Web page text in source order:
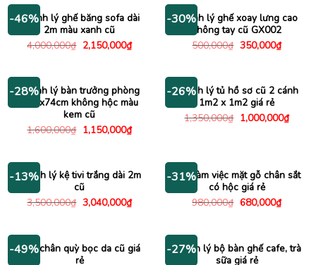
-46%
Thanh lý ghế băng sofa dài
2m màu xanh cũ
4,000,000₫ Giá
gốc
2,150,000₫Giá
hiện
2,150,000₫.
-30%
Thanh lý ghế xoay lưng cao
không tay cũ GX002
500,000₫ Giá
350,000₫Giá
hiện
-28%
Thanh lý bàn trưởng phòng
1m6x74cm không hộc màu
kem cũ
1,600,000₫ Giá
gốc
1,150,000₫Giá
hiện
1,150,000₫.
-26%
Thanh lý tủ hồ sơ cũ 2 cánh
1m2 x 1m2 giá rẻ
1,350,000₫ Giá
gốc
1,000,000₫Giá
hiện
-13%
Thanh lý kệ tivi trắng dài 2m
cũ
3,500,000₫ Giá
gốc
3,040,000₫Giá
hiện
3,040,000₫.
-31%
Bàn làm việc mặt gỗ chân sắt
có hộc giá rẻ
980,000₫ Giá
680,000₫Giá
hiện
-49%
Ghế chân quỳ bọc da cũ giá
rẻ
-27%
Thanh lý bộ bàn ghế cafe, trà
sữa giá rẻ